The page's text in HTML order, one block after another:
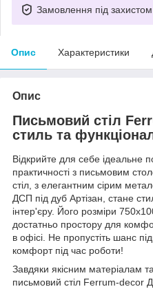
Замовлення під захистом
Опис Характеристики
Опис
Письмовий стіл
стиль та
Відкрийте для себе ідеальне
практичності з письмовим
стіл, з елегантним сірим
ДСП під дуб Артізан, стане
інтер'єру. Його розміри
достатньо простору для
в офісі. Не пропустіть шанс
комфорт під час роботи!
Завдяки якісним матеріалам
письмовий стіл Ferrum-decor